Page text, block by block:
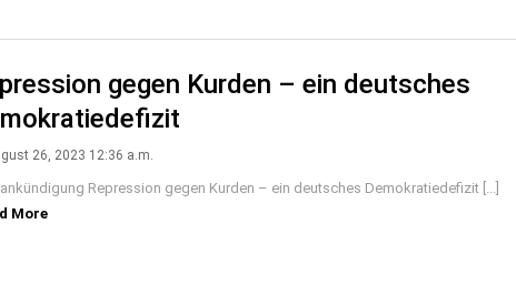
gegen Kurden – ein deutsches
26, 2023 12:36 a.m.
Repression gegen Kurden – ein deutsches Demokratiedefizit [...]
More